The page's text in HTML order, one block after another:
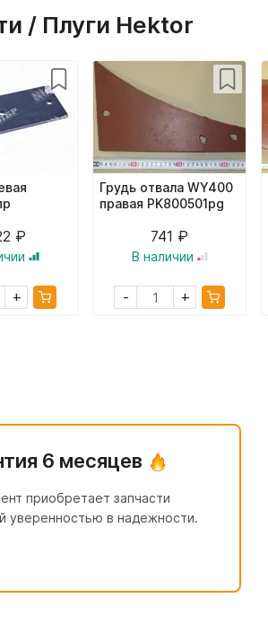
/ Плуги Hektor
₽
+
Грудь отвала WY400
правая PK800501pg
741 ₽
В наличии
- +
6 месяцев
приобретает запчасти
уверенностью в надежности.